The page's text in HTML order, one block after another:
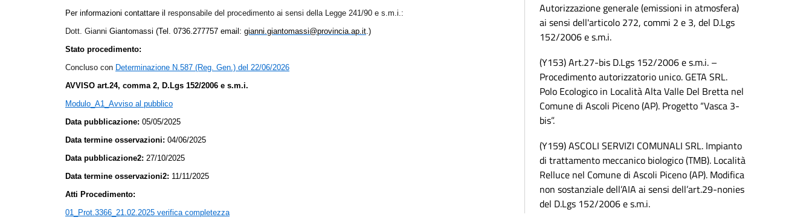
Per informazioni contattare il responsabile del procedimento ai sensi della Legge 241/90 e s.m.i.:
Dott. Gianni Giantomassi (Tel. 0736.277757 email: gianni.giantomassi@provincia.ap.it.)
Stato procedimento:
Concluso con Determinazione N.587 (Reg. Gen.) del 22/06/2026
AVVISO art.24, comma 2, D.Lgs 152/2006 e s.m.i.
Modulo_A1_Avviso al pubblico
Data pubblicazione: 05/05/2025
Data termine osservazioni: 04/06/2025
Data pubblicazione2: 27/10/2025
Data termine osservazioni2: 11/11/2025
Atti Procedimento:
01_Prot.3366_21.02.2025 verifica completezza
Autorizzazione generale (emissioni in atmosfera)
ai sensi dell'articolo 272, commi 2 e 3, del D.Lgs
152/2006 e s.m.i.
(Y153) Art.27-bis D.Lgs 152/2006 e s.m.i. –
Procedimento autorizzatorio unico. GETA SRL.
Polo Ecologico in Località Alta Valle Del Bretta nel
Comune di Ascoli Piceno (AP). Progetto “Vasca 3-
bis”.
(Y159) ASCOLI SERVIZI COMUNALI SRL. Impianto
di trattamento meccanico biologico (TMB). Località
Relluce nel Comune di Ascoli Piceno (AP). Modifica
non sostanziale dell’AIA ai sensi dell’art.29-nonies
del D.Lgs 152/2006 e s.m.i.